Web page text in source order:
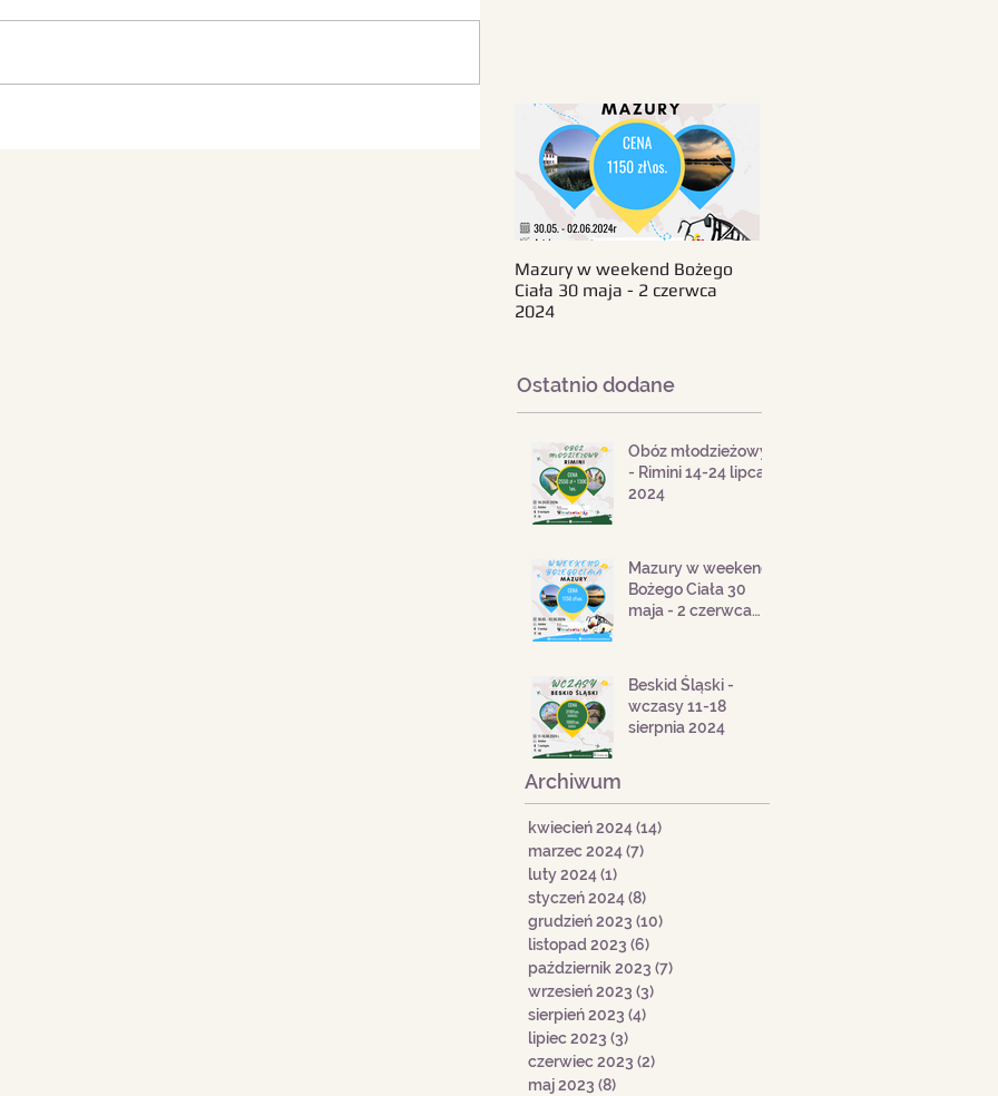
Mazury w weekend Bożego
Ciała 30 maja - 2 czerwca
2024
Ostatnio dodane
Obóz młodzieżowy
- Rimini 14-24 lipca
2024
Mazury w weekend
Bożego Ciała 30
maja - 2 czerwca
Beskid Śląski -
wczasy 11-18
sierpnia 2024
Archiwum
kwiecień 2024(14)
marzec 2024(7)
luty 2024(1)
styczeń 2024(8)
grudzień 2023 (10)
listopad 2023 (6)
październik 2023 (7)
wrzesień 2023 (3)
sierpień 2023 (4)
lipiec 2023 (3)
czerwiec 2023 (2)
maj 2023 (8)